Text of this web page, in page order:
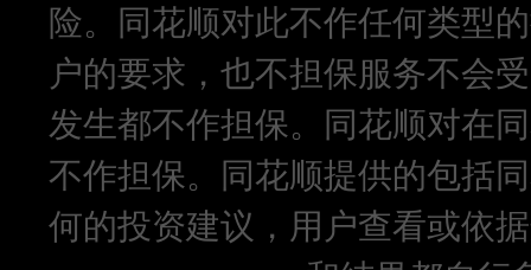
险。同花顺对此不作任何类型
户的要求，也不担保服务不会
发生都不作担保。同花顺对在
不作担保。同花顺提供的包括
何的投资建议，用户查看或依